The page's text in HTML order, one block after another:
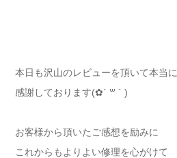
本日も沢山のレビューを頂いて本当に
感謝しております(✿´ ꒳ ` )
お客様から頂いたご感想を励みに
これからもよりよい修理を心がけて